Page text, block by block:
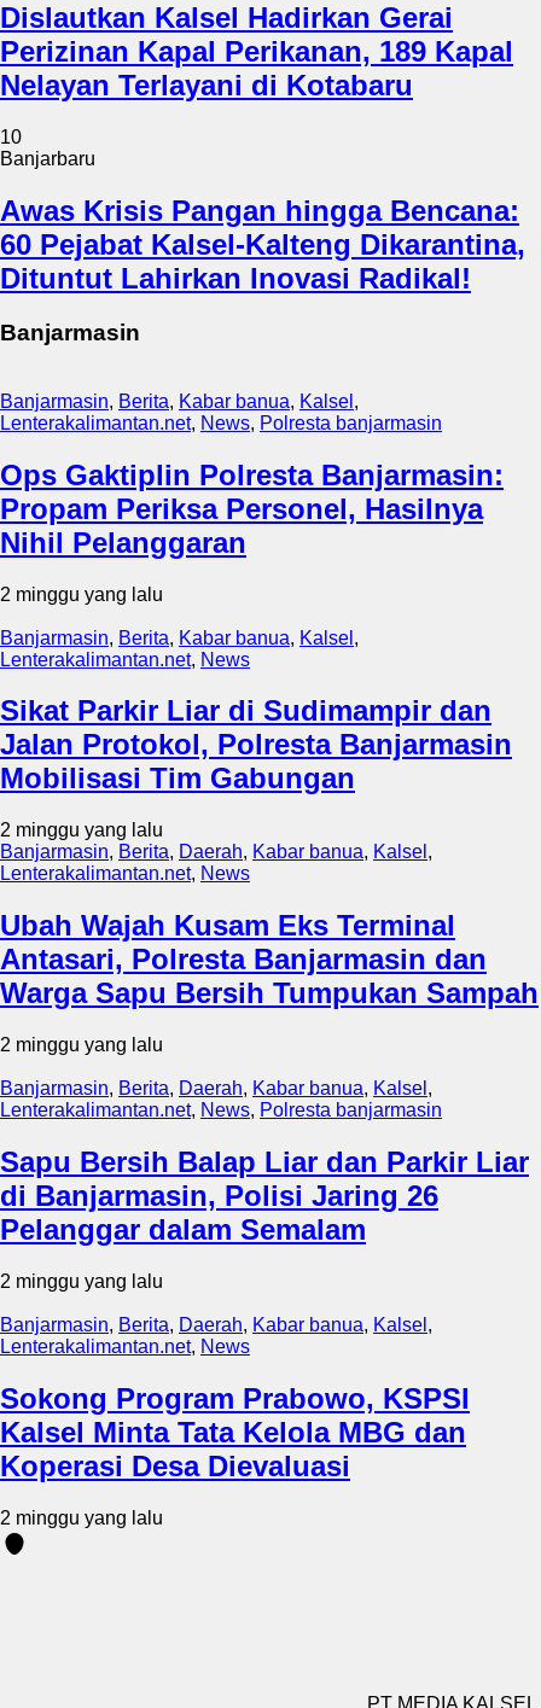
Dislautkan Kalsel Hadirkan Gerai
Perizinan Kapal Perikanan, 189 Kapal
Nelayan Terlayani di Kotabaru
10
Banjarbaru
Awas Krisis Pangan hingga Bencana:
60 Pejabat Kalsel-Kalteng Dikarantina,
Dituntut Lahirkan Inovasi Radikal!
Banjarmasin
Banjarmasin, Berita, Kabar banua, Kalsel ,
Lenterakalimantan.net, News, Polresta banjarmasin
Ops Gaktiplin Polresta Banjarmasin:
Propam Periksa Personel, Hasilnya
Nihil Pelanggaran
2 minggu yang lalu
Banjarmasin, Berita, Kabar banua, Kalsel ,
Lenterakalimantan.net, News
Sikat Parkir Liar di Sudimampir dan
Jalan Protokol, Polresta Banjarmasin
Mobilisasi Tim Gabungan
2 minggu yang lalu
Banjarmasin, Berita, Daerah, Kabar banua, Kalsel ,
Lenterakalimantan.net, News
Ubah Wajah Kusam Eks Terminal
Antasari, Polresta Banjarmasin dan
Warga Sapu Bersih Tumpukan Sampah
2 minggu yang lalu
Banjarmasin, Berita, Daerah, Kabar banua, Kalsel ,
Lenterakalimantan.net, News, Polresta banjarmasin
Sapu Bersih Balap Liar dan Parkir Liar
di Banjarmasin, Polisi Jaring 26
Pelanggar dalam Semalam
2 minggu yang lalu
Banjarmasin, Berita, Daerah, Kabar banua, Kalsel ,
Lenterakalimantan.net, News
Sokong Program Prabowo, KSPSI
Kalsel Minta Tata Kelola MBG dan
Koperasi Desa Dievaluasi
2 minggu yang lalu
PT MEDIA KALSEL